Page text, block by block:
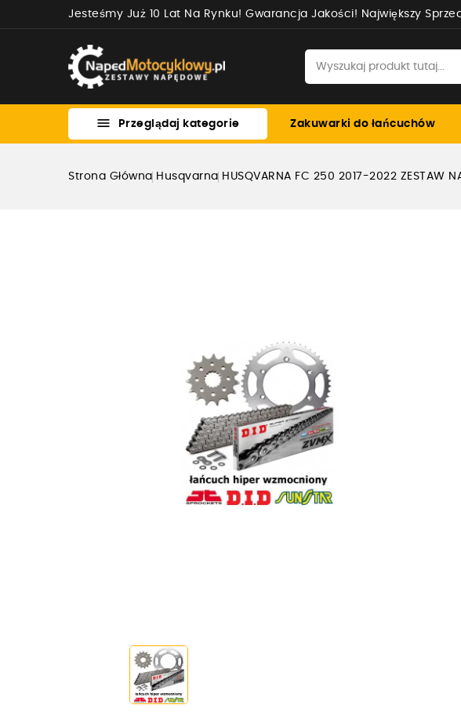
Jesteśmy Już 10 Lat Na Rynku! Gwarancja Jakości! Największy
 Przeglądaj kategorie Zakuwarki do łańcuchów
Strona Główna Husqvarna HUSQVARNA FC 250 2017-2022 ZESTAW